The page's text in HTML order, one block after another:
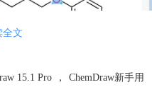
罗齐结构
全文
15.1 Pro ，
ChemDraw新手用